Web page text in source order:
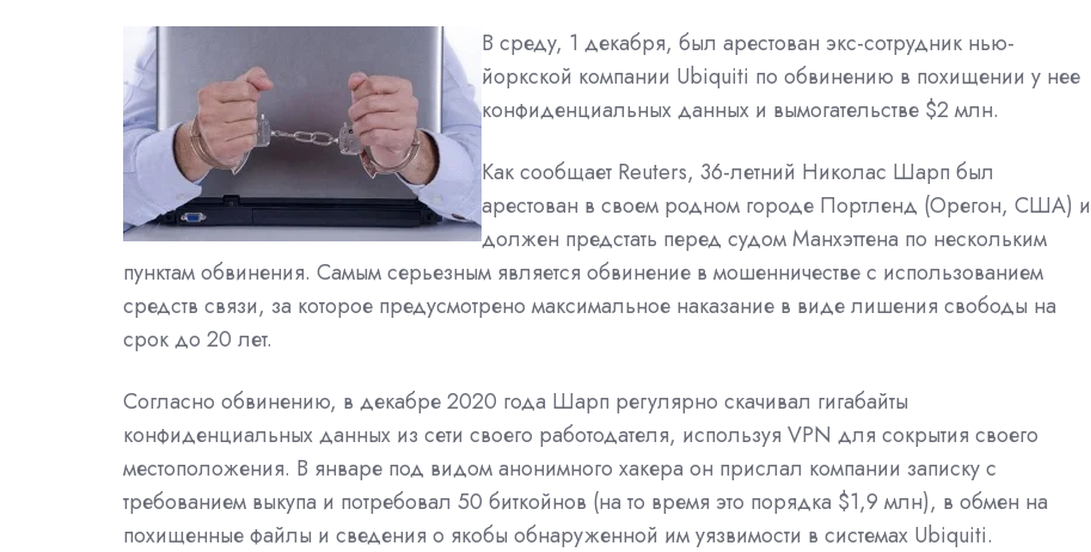
В среду, 1 декабря, был арестован экс-сотрудник нью-
йоркской компании Ubiquiti по обвинению в похищении у нее
конфиденциальных данных и вымогательстве $2 млн.
Как сообщает Reuters, 36-летний Николас Шарп был
арестован в своем родном городе Портленд (Орегон, США) и
должен предстать перед судом Манхэттена по нескольким
пунктам обвинения. Самым серьезным является обвинение в мошенничестве с использованием
средств связи, за которое предусмотрено максимальное наказание в виде лишения свободы на
срок до 20 лет.
Согласно обвинению, в декабре 2020 года Шарп регулярно скачивал гигабайты
конфиденциальных данных из сети своего работодателя, используя VPN для сокрытия своего
местоположения. В январе под видом анонимного хакера он прислал компании записку с
требованием выкупа и потребовал 50 биткойнов (на то время это порядка $1,9 млн), в обмен на
похищенные файлы и сведения о якобы обнаруженной им уязвимости в системах Ubiquiti.